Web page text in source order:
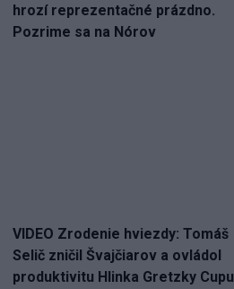
hrozí reprezentačné prázdno.
Pozrime sa na Nórov
VIDEO Zrodenie hviezdy: Tomáš
Selič zničil Švajčiarov a ovládol
produktivitu Hlinka Gretzky Cupu